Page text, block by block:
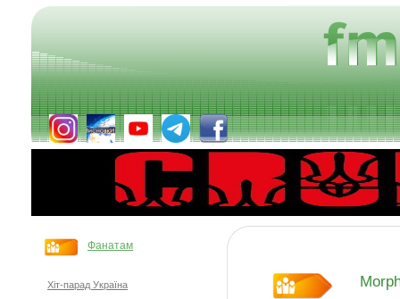
Фанатам
Хіт-парад Україна